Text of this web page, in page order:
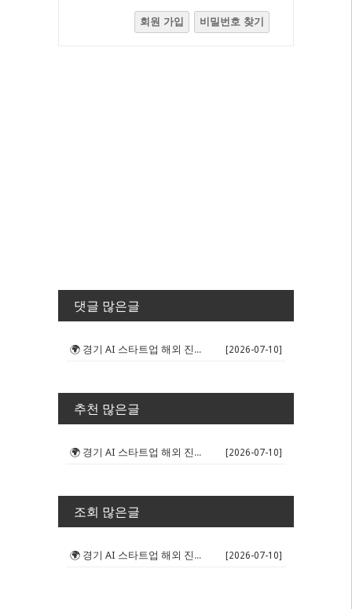
회원 가입 비밀번호 찾기
댓글 많은글
🌍 경기 AI 스타트업 해외 진출 판... [2026-07-10]
추천 많은글
🌍 경기 AI 스타트업 해외 진출 판... [2026-07-10]
조회 많은글
🌍 경기 AI 스타트업 해외 진출 판... [2026-07-10]